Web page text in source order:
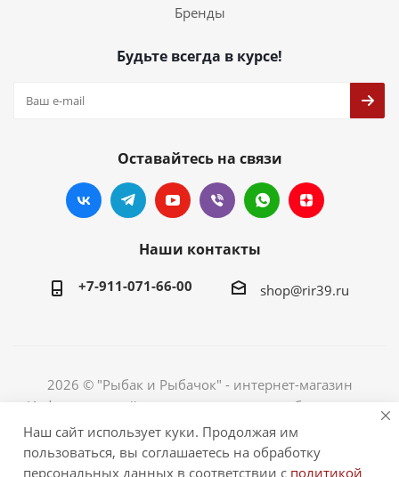
Бренды
Будьте всегда в курсе!
Оставайтесь на связи
Наши контакты
+7-911-071-66-00 shop@rir39.ru
2026 © "Рыбак и Рыбачок" - интернет-магазин
Информация сайта защищена законом об авторских
правах. Индивидуальный предприниматель Рогов
Сергей Юрьевич. ИНН 390600967290. ОГРНИП
324390000064229.
Наш сайт использует куки. Продолжая им
пользоваться, вы соглашаетесь на обработку
персональных данных в соответствии с политикой